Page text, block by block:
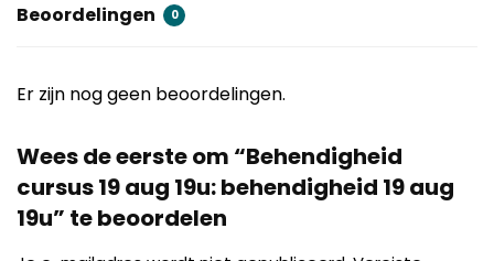
Beoordelingen 0
Er zijn nog geen beoordelingen.
Wees de eerste om “Behendigheid
cursus 19 aug 19u: behendigheid 19 aug
19u” te beoordelen